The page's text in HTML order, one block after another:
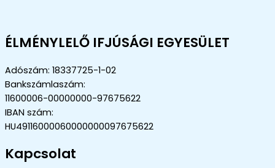
ÉLMÉNYLELŐ IFJÚSÁGI EGYESÜLET
Adószám: 18337725-1-02
Bankszámlaszám:
11600006-00000000-97675622
IBAN szám:
HU49116000060000000097675622
Kapcsolat